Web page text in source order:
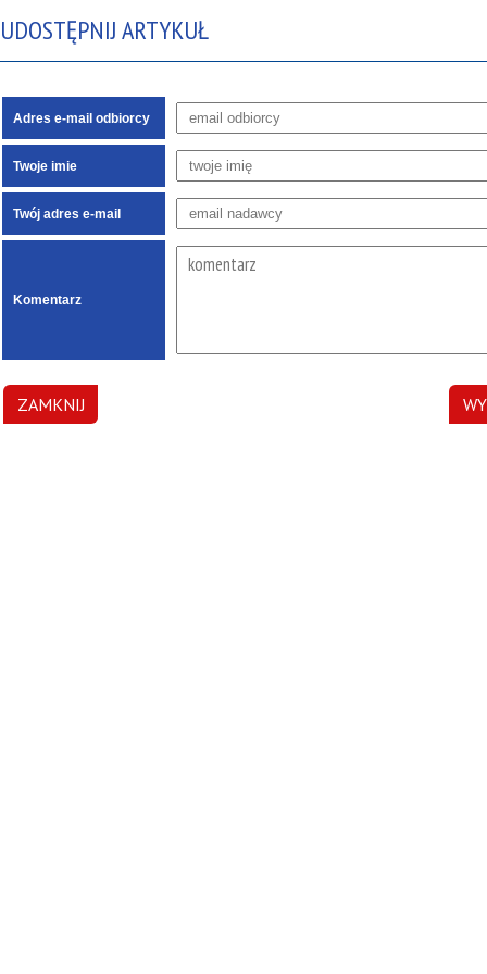
UDOSTĘPNIJ ARTYKUŁ
Adres e-mail odbiorcy
Twoje imie
Twój adres e-mail
Komentarz